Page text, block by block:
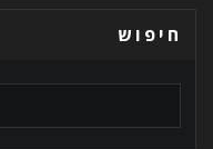
חיפוש